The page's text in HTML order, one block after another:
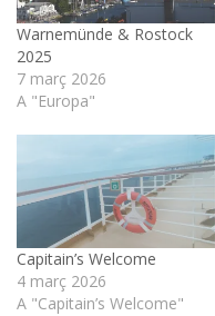
Warnemünde & Rostock
2025
7 març 2026
A "Europa"
Capitain’s Welcome
4 març 2026
A "Capitain’s Welcome"